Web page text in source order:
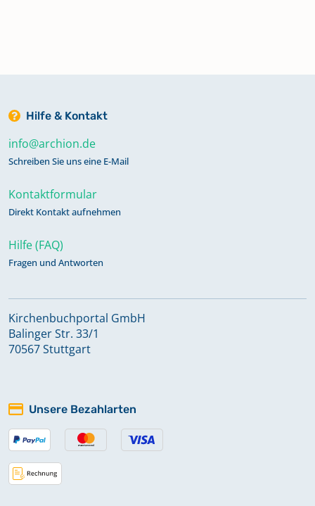
Konfirmationen 1868-1929,
Namen
Trauungen, Konfirmationen,
1867
Hilfe & Kontakt
info@archion.de
Schreiben Sie uns eine E-Mail
Kontaktformular
Direkt Kontakt aufnehmen
Hilfe (FAQ)
Fragen und Antworten
Kirchenbuchportal GmbH
Balinger Str. 33/1
70567 Stuttgart
Unsere Bezahlarten